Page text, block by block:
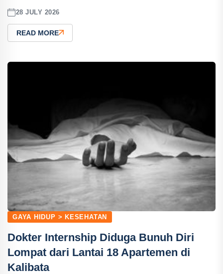
28 JULY 2026
READ MORE
GAYA HIDUP > KESEHATAN
Dokter Internship Diduga Bunuh Diri
Lompat dari Lantai 18 Apartemen di
Kalibata